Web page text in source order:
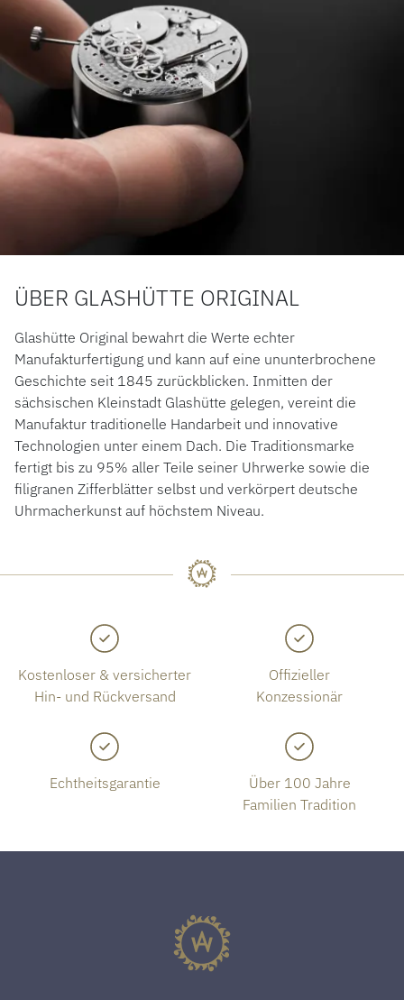
ÜBER GLASHÜTTE ORIGINAL
Glashütte Original bewahrt die Werte echter
Manufakturfertigung und kann auf eine ununterbrochene
Geschichte seit 1845 zurückblicken. Inmitten der
sächsischen Kleinstadt Glashütte gelegen, vereint die
Manufaktur traditionelle Handarbeit und innovative
Technologien unter einem Dach. Die Traditionsmarke
fertigt bis zu 95% aller Teile seiner Uhrwerke sowie die
filigranen Zifferblätter selbst und verkörpert deutsche
Uhrmacherkunst auf höchstem Niveau.
Kostenloser & versicherter
Hin- und Rückversand
Offizieller
Konzessionär
Echtheitsgarantie
Über 100 Jahre
Familien Tradition